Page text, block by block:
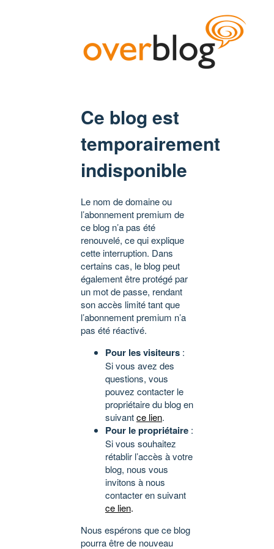
Ce blog est
temporairement
indisponible
Le nom de domaine ou
l’abonnement premium de
ce blog n’a pas été
renouvelé, ce qui explique
cette interruption. Dans
certains cas, le blog peut
également être protégé par
un mot de passe, rendant
son accès limité tant que
l’abonnement premium n’a
pas été réactivé.
Pour les visiteurs :
Si vous avez des
questions, vous
pouvez contacter le
propriétaire du blog en
suivantce lien.
Pour le propriétaire :
Si vous souhaitez
rétablir l’accès à votre
blog, nous vous
invitons à nous
contacter en suivant
ce lien.
Nous espérons que ce blog
pourra être de nouveau